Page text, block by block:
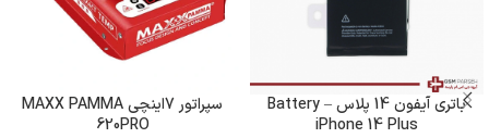
باتری آیفون 14 پلاس – Battery
iPhone 14 Plus
سپراتور 7اینچی MAXX PAMMA
620PRO